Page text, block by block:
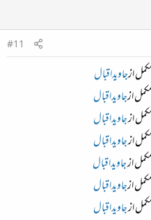
#11
مکمل ازجاویداقبال
مکمل ازجاویداقبال
مکمل ازجاویداقبال
مکمل ازجاویداقبال
مکمل ازجاویداقبال
مکمل ازجاویداقبال
مکمل ازجاویداقبال